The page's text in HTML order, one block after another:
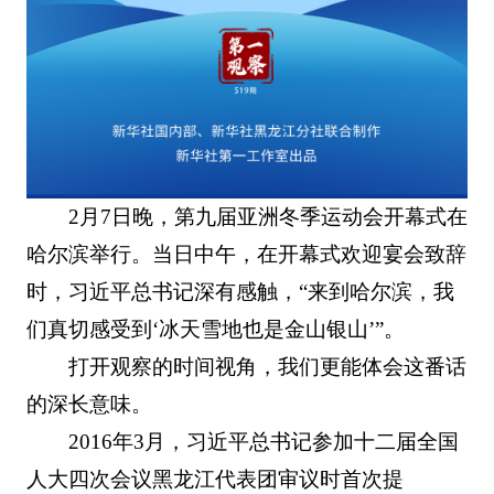
2月7日晚，第九届亚洲冬季运动会开幕式在
哈尔滨举行。当日中午，在开幕式欢迎宴会致辞
时，习近平总书记深有感触，“来到哈尔滨，我
们真切感受到‘冰天雪地也是金山银山’”。
打开观察的时间视角，我们更能体会这番话
的深长意味。
2016年3月，习近平总书记参加十二届全国
人大四次会议黑龙江代表团审议时首次提